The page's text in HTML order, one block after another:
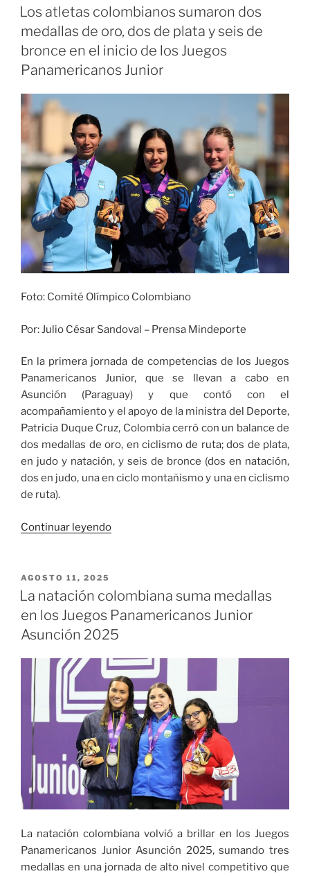
para
que
1.110
estudiantes
puedan
presentar
prueba
Saber
gracias
a
gestión
de
la
Alcaldía
de
Cali»
EL
Los atletas colombianos sumaron dos
medallas de oro, dos de plata y seis de
bronce en el inicio de los Juegos
Panamericanos Junior
Foto: Comité Olímpico Colombiano
Por: Julio César Sandoval – Prensa Mindeporte
En la primera jornada de competencias de los Juegos
Panamericanos Junior, que se llevan a cabo en
Asunción (Paraguay) y que contó con el
acompañamiento y el apoyo de la ministra del Deporte,
Patricia Duque Cruz, Colombia cerró con un balance de
dos medallas de oro, en ciclismo de ruta; dos de plata,
en judo y natación, y seis de bronce (dos en natación,
dos en judo, una en ciclo montañismo y una en ciclismo
de ruta).
Continuar leyendo«Los
dos
medallas
oro,
dos
de
plata
y
seis
de
bronce
en
el
inicio
PUBLICADO
EL
AGOSTO 11, 2025
La natación colombiana suma medallas
en los Juegos Panamericanos Junior
Asunción 2025
La natación colombiana volvió a brillar en los Juegos
Panamericanos Junior Asunción 2025, sumando tres
medallas en una jornada de alto nivel competitivo que